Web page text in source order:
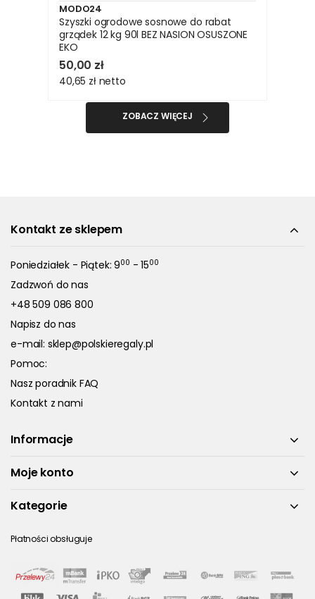
MODO24
Szyszki ogrodowe sosnowe do rabat
grządek 12 kg 90l BEZ NASION OSUSZONE
EKO
50,00 zł
40,65 zł netto
ZOBACZ WIĘCEJ
Kontakt ze sklepem
Poniedziałek - Piątek: 900 - 1500
Zadzwoń do nas
+48 509 086 800
Napisz do nas
e-mail: sklep@polskieregaly.pl
Pomoc:
Nasz poradnik FAQ
Kontakt z nami
Informacje
Moje konto
Kategorie
Płatności obsługuje